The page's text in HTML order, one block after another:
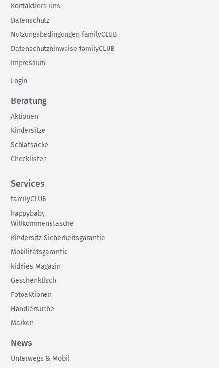
Beratung
Aktionen
Kindersitze
Schlafsäcke
Checklisten
Services
familyCLUB
happybaby
Willkommenstasche
Kindersitz-Sicherheitsgarantie
Mobilitätsgarantie
kiddies Magazin
Geschenktisch
Fotoaktionen
Händlersuche
Marken
News
Unterwegs & Mobil
Kontaktiere uns
Datenschutz
Nutzungsbedingungen familyCLUB
Datenschutzhinweise familyCLUB
Impressum
Login